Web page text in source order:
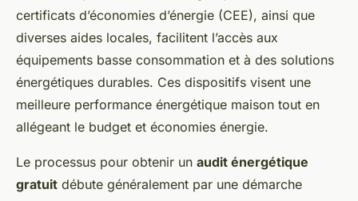
certificats d’économies d’énergie (CEE), ainsi que
diverses aides locales, facilitent l’accès aux
équipements basse consommation et à des solutions
énergétiques durables. Ces dispositifs visent une
meilleure performance énergétique maison tout en
allégeant le budget et économies énergie.
Le processus pour obtenir un audit énergétique
gratuit débute généralement par une démarche